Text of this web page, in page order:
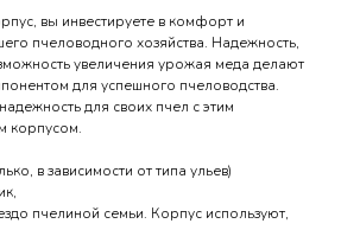
вы инвестируете в комфорт и
пчеловодного хозяйства. Надежность,
увеличения урожая меда делают
для успешного пчеловодства.
для своих пчел с этим
корпусом.
в зависимости от типа ульев)
пчелиной семьи. Корпус используют,